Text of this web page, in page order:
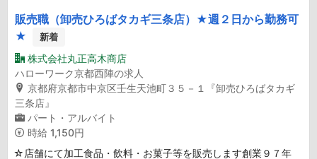
販売職（卸売ひろばタカギ三条店）★週２日から勤務可
★
新着
株式会社丸正高木商店
ハローワーク京都西陣の求人
京都府京都市中京区壬生天池町３５－１『卸売ひろばタカギ
三条店』
パート・アルバイト
時給 1,150円
☆店舗にて加工食品・飲料・お菓子等を販売します創業９７年